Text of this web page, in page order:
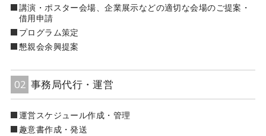
講演・ポスター会場、企業展示などの適切な会場のご提案・
借用申請
プログラム策定
懇親会余興提案
02 事務局代行・運営
運営スケジュール作成・管理
趣意書作成・発送